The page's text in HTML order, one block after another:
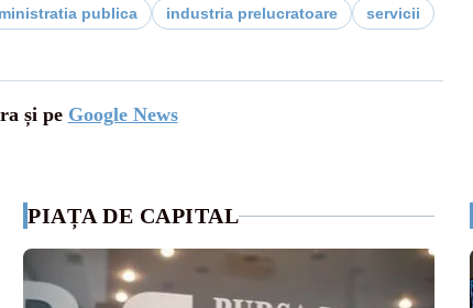
publica industria prelucratoare
servicii
și pe Google News
PIAȚA DE CAPITAL